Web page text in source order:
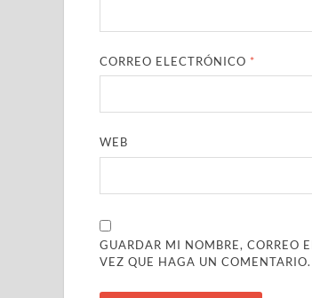
CORREO ELECTRÓNICO *
WEB
GUARDAR MI NOMBRE, CORREO
VEZ QUE HAGA UN COMENTARIO.